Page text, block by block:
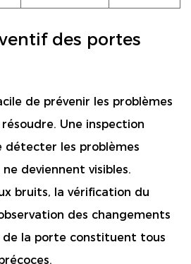
des portes
de prévenir les problèmes
Une inspection
détecter les problèmes
deviennent visibles.
bruits, la vérification du
des changements
de la porte constituent tous